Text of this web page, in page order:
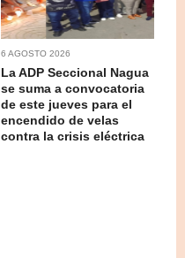
6 AGOSTO 2026
La ADP Seccional Nagua
se suma a convocatoria
de este jueves para el
encendido de velas
contra la crisis eléctrica